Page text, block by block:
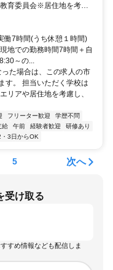
育委員会※居住地を考慮
人の市区町村全域を対象
校は複数校となる場合も
、無理のない範囲でご勤
で決定いたします。＞
働7時間(うち休憩１時間)
地での勤務時間7時間＋自
～の...
た場合は、この求人の市
す。 担当いただく学校は
リアや居住地を考慮し、
フリーター歓迎
学歴不問
給 午前 経験者歓迎
研修あり
・3日からOK
5 次へ
受け取る
すめ情報なども配信しま